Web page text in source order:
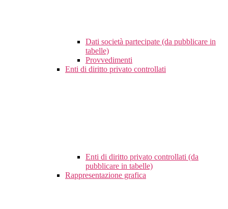
Dati società partecipate (da pubblicare in
tabelle)
Provvedimenti
Enti di diritto privato controllati
Enti di diritto privato controllati (da
pubblicare in tabelle)
Rappresentazione grafica